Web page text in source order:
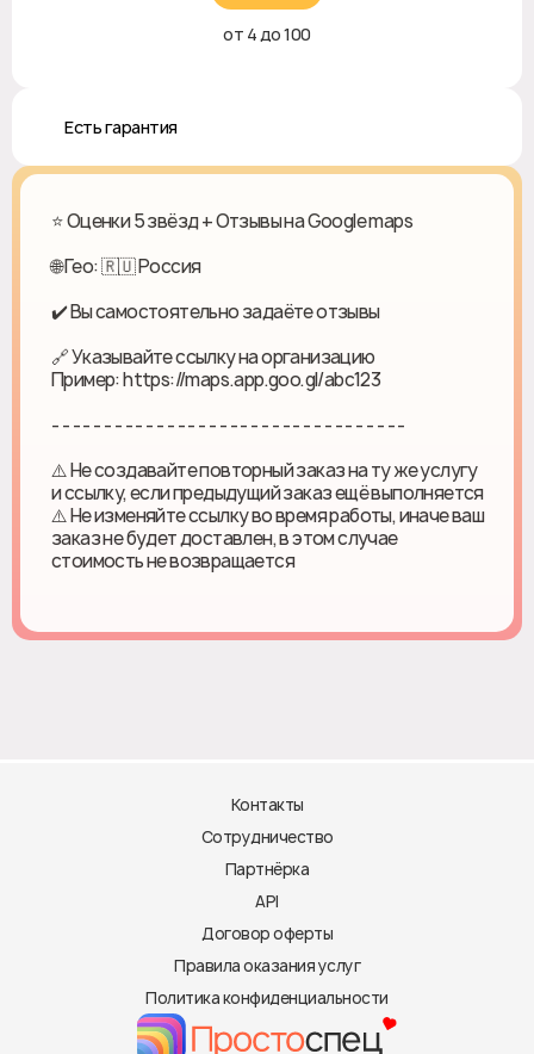
от 4 до 100
♻️ Есть гарантия
⭐ Оценки 5 звёзд + Отзывы на Google maps
🌐 Гео: 🇷🇺 Россия
✔️ Вы самостоятельно задаёте отзывы
🔗 Указывайте ссылку на организацию
Пример: https://maps.app.goo.gl/abc123
- - - - - - - - - - - - - - - - - - - - - - - - - - - - - - - - - -
⚠️ Не создавайте повторный заказ на ту же услугу
и ссылку, если предыдущий заказ ещё выполняется
⚠️ Не изменяйте ссылку во время работы, иначе ваш
заказ не будет доставлен, в этом случае
стоимость не возвращается
Контакты
Сотрудничество
Партнёрка
API
Договор оферты
Правила оказания услуг
Политика конфиденциальности